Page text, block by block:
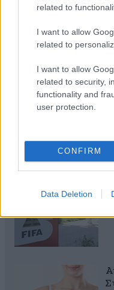
related to
I want to allow
related to
I want to allow
related to security,
functionality and
user protection.
CONFIRM
Data Deletion